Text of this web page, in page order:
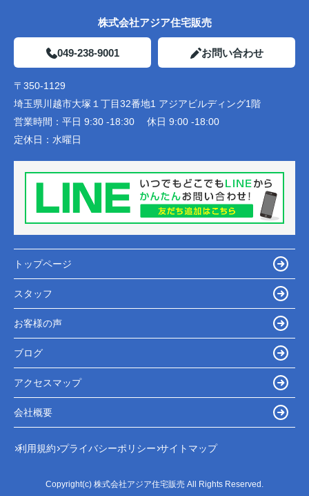
株式会社アジア住宅販売
049-238-9001 お問い合わせ
〒350-1129
埼玉県川越市大塚１丁目32番地1 アジアビルディング1階
営業時間： 平日 9:30 -18:30 休日 9:00 -18:00
定休日： 水曜日
トップページ
スタッフ
お客様の声
ブログ
アクセスマップ
会社概要
利用規約 プライバシーポリシー サイトマップ
Copyright(c) 株式会社アジア住宅販売 All Rights Reserved.